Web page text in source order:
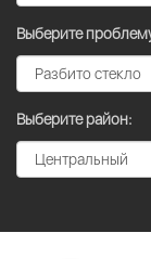
Выберите
Выберите район: